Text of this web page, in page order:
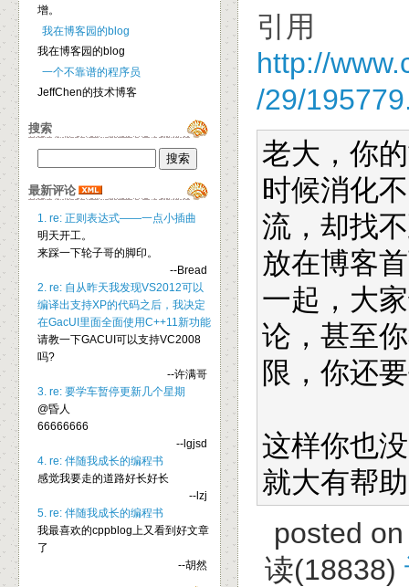
引用
http://
/29/
老大，你
时候消化
流，却找
放在博客
一起，大
论，甚至
限，你还
这样你也
就大有帮
posted
读(18838)
增。
我在博客园的blog
我在博客园的blog
一个不靠谱的程序员
JeffChen的技术博客
搜索
最新评论
1. re: 正则表达式——一点小插曲
明天开工。
来踩一下轮子哥的脚印。
--Bread
2. re: 自从昨天我发现VS2012可以
编译出支持XP的代码之后，我决定
在GacUI里面全面使用C++11新功能
请教一下GACUI可以支持VC2008
吗?
--许满哥
3. re: 要学车暂停更新几个星期
@昏人
66666666
--lgjsd
4. re: 伴随我成长的编程书
感觉我要走的道路好长好长
--lzj
5. re: 伴随我成长的编程书
我最喜欢的cppblog上又看到好文章
了
--胡然